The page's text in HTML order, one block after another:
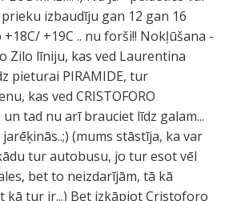
izbaudīju gan 12 gan 16
+19C .. nu forši!! Nokļūšana -
Zilo līniju, kas ved Laurentina
pieturai PIRAMIDE, tur
kas ved CRISTOFORO
un tad nu arī brauciet līdz galam...
(mums stāstīja, ka var
tur autobusu, jo tur esot vēl
bet to neizdarījām, tā kā
kā tur ir...) Bet izkāpjot Cristoforo